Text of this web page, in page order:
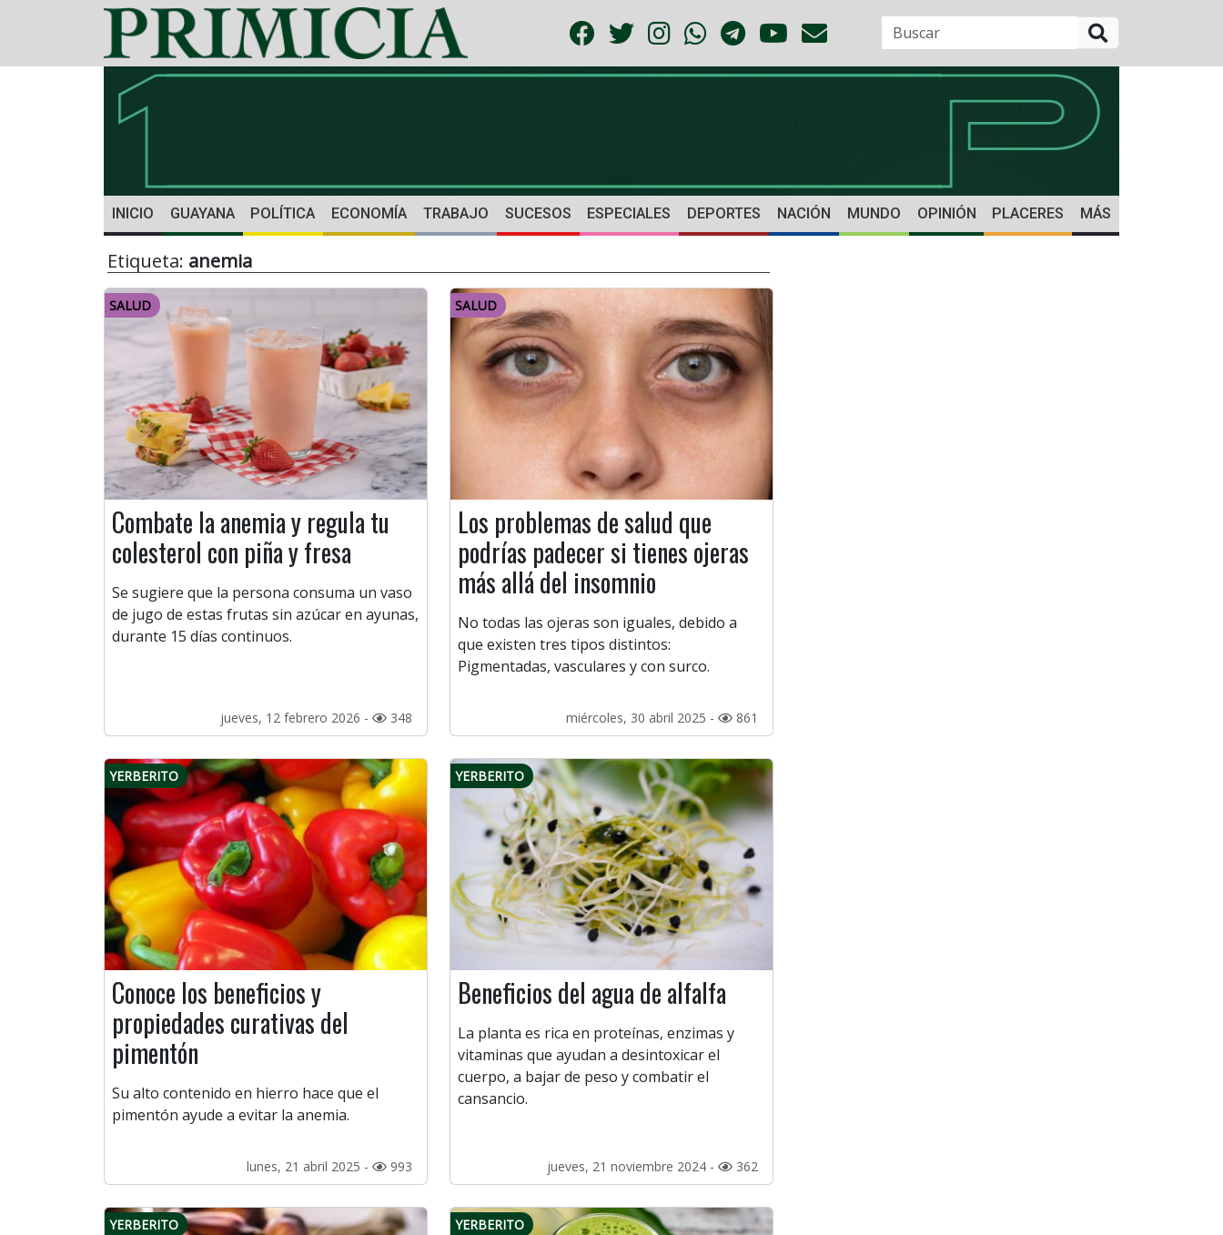
INICIO GUAYANA POLÍTICA ECONOMÍA TRABAJO SUCESOS ESPECIALES DEPORTES NACIÓN MUNDO OPINIÓN PLACERES MÁS
Etiqueta: anemia
SALUD
Combate la anemia y regula tu
colesterol con piña y fresa
Se sugiere que la persona consuma un vaso
de jugo de estas frutas sin azúcar en ayunas,
durante 15 días continuos.
jueves, 12 febrero 2026 - 348
SALUD
Los problemas de salud que
podrías padecer si tienes ojeras
más allá del insomnio
No todas las ojeras son iguales, debido a
que existen tres tipos distintos:
Pigmentadas, vasculares y con surco.
miércoles, 30 abril 2025 - 861
YERBERITO
Conoce los beneficios y
propiedades curativas del
pimentón
Su alto contenido en hierro hace que el
pimentón ayude a evitar la anemia.
lunes, 21 abril 2025 - 993
YERBERITO
Beneficios del agua de alfalfa
La planta es rica en proteínas, enzimas y
vitaminas que ayudan a desintoxicar el
cuerpo, a bajar de peso y combatir el
cansancio.
jueves, 21 noviembre 2024 - 362
YERBERITO YERBERITO